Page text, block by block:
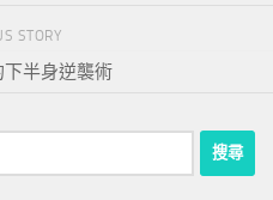
STORY
半身逆襲術